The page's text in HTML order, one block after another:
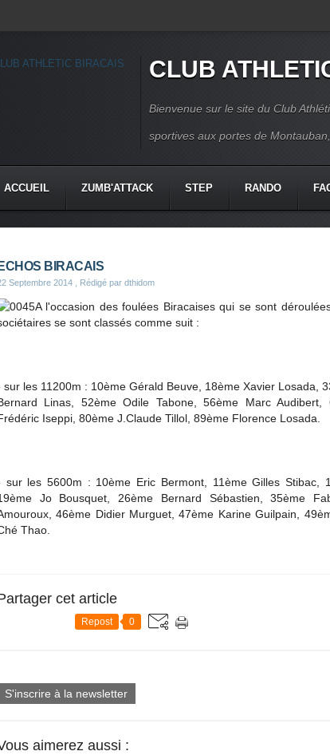
CLUB
Bienvenue sur le site du Club
sportives aux portes de
ACCUEIL ZUMB'ATTACK STEP RANDO
ECHOS BIRACAIS
Septembre 2014 , Rédigé par dthidom
A l'occasion des foulées Biracaises qui se sont
se sont classés comme suit :
sur les 11200m : 10ème Gérald Beuve, 18ème Xavier Losada,
Linas, 52ème Odile Tabone, 56ème Marc
Iseppi, 80ème J.Claude Tillol, 89ème Florence Losada.
sur les 5600m : 10ème Eric Bermont, 11ème Gilles Stibac,
Jo Bousquet, 26ème Bernard Sébastien, 35ème
46ème Didier Murguet, 47ème Karine Guilpain,
Thao.
cet article
Repost 0
S'inscrire à la newsletter
aimerez aussi :